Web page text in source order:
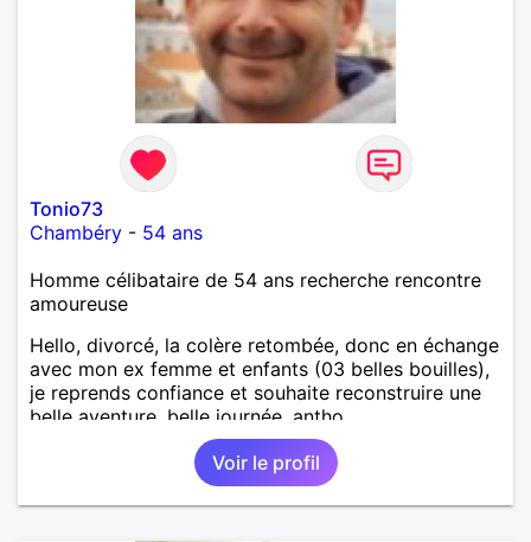
Tonio73
Chambéry - 54 ans
Homme célibataire de 54 ans recherche rencontre
amoureuse
Hello, divorcé, la colère retombée, donc en échange
avec mon ex femme et enfants (03 belles bouilles),
je reprends confiance et souhaite reconstruire une
belle aventure, belle journée, antho
Voir le profil